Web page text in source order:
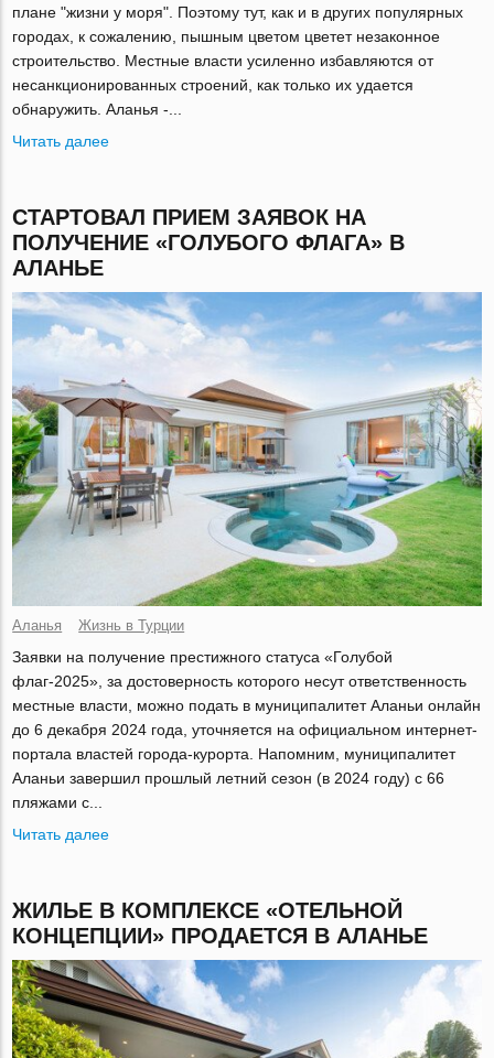
плане "жизни у моря". Поэтому тут, как и в других популярных
городах, к сожалению, пышным цветом цветет незаконное
строительство. Местные власти усиленно избавляются от
несанкционированных строений, как только их удается
обнаружить. Аланья -...
Читать далее
СТАРТОВАЛ ПРИЕМ ЗАЯВОК НА
ПОЛУЧЕНИЕ «ГОЛУБОГО ФЛАГА» В
АЛАНЬЕ
Аланья Жизнь в Турции
Заявки на получение престижного статуса «Голубой
флаг-2025», за достоверность которого несут ответственность
местные власти, можно подать в муниципалитет Аланьи онлайн
до 6 декабря 2024 года, уточняется на официальном интернет-
портала властей города-курорта. Напомним, муниципалитет
Аланьи завершил прошлый летний сезон (в 2024 году) с 66
пляжами с...
Читать далее
ЖИЛЬЕ В КОМПЛЕКСЕ «ОТЕЛЬНОЙ
КОНЦЕПЦИИ» ПРОДАЕТСЯ В АЛАНЬЕ